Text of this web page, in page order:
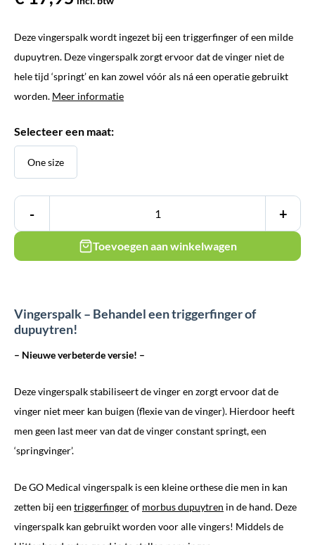
Deze vingerspalk wordt ingezet bij een triggerfinger of een milde
dupuytren. Deze vingerspalk zorgt ervoor dat de vinger niet de
hele tijd ‘springt’ en kan zowel vóór als ná een operatie gebruikt
worden. Meer informatie
Selecteer een maat:
One size
- +
Toevoegen aan winkelwagen
Vingerspalk – Behandel een triggerfinger of
dupuytren!
– Nieuwe verbeterde versie! –
Deze vingerspalk stabiliseert de vinger en zorgt ervoor dat de
vinger niet meer kan buigen (flexie van de vinger). Hierdoor heeft
men geen last meer van dat de vinger constant springt, een
‘springvinger’.
De GO Medical vingerspalk is een kleine orthese die men in kan
zetten bij een triggerfingerof morbus dupuytren in de hand. Deze
vingerspalk kan gebruikt worden voor alle vingers! Middels de